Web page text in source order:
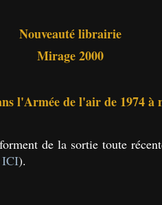
Nouveauté librairie
Mirage 2000
l'Armée de l'air de 1974 à
de la sortie toute
ICI).